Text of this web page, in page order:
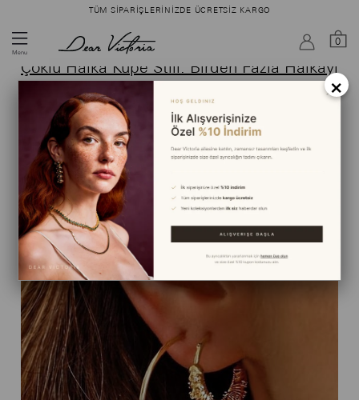
TÜM SIPARIŞLERINIZDE ÜCRETSIZ KARGO
Menu
0
Çoklu Halka Küpe Stili: Birden Fazla Halkayı
ANA SAYFA › BLOG
×